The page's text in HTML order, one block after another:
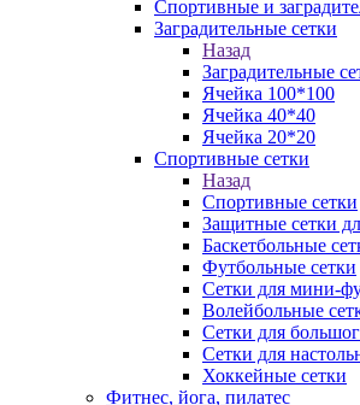
Спортивные и
Заградительные сетки
Назад
Заградительные
Ячейка 100*100
Ячейка 40*40
Ячейка 20*20
Спортивные сетки
Назад
Спортивные сетки
Защитные сетки
Баскетбольные
Футбольные сетки
Сетки для мини-
Волейбольные
Сетки для
Сетки для
Хоккейные сетки
Фитнес, йога, пилатес